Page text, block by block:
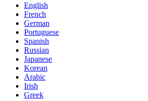
English
French
German
Portuguese
Spanish
Russian
Japanese
Korean
Arabic
Irish
Greek